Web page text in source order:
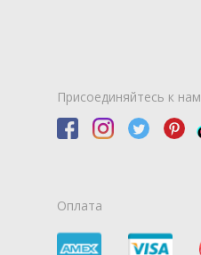
Присоединяйтесь к нам
Оплата